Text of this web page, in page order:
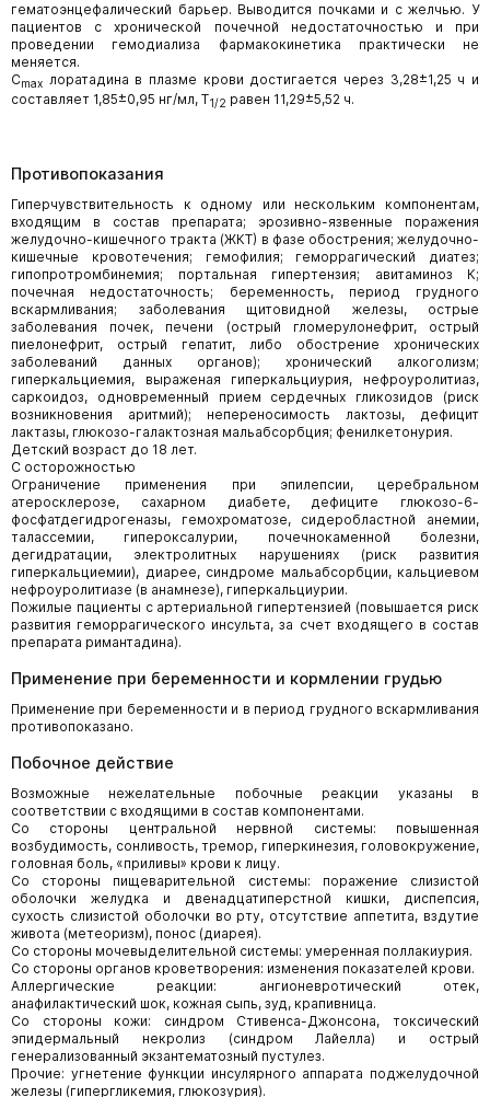
гематоэнцефалический барьер. Выводится почками и с желчью. У
пациентов с хронической почечной недостаточностью и при
проведении гемодиализа фармакокинетика практически не
меняется.
Cmax лоратадина в плазме крови достигается через 3,28±1,25 ч и
составляет 1,85±0,95 нг/мл, T1/2 равен 11,29±5,52 ч.
Противопоказания
Гиперчувствительность к одному или нескольким компонентам,
входящим в состав препарата; эрозивно-язвенные поражения
желудочно-кишечного тракта (ЖКТ) в фазе обострения; желудочно-
кишечные кровотечения; гемофилия; геморрагический диатез;
гипопротромбинемия; портальная гипертензия; авитаминоз К;
почечная недостаточность; беременность, период грудного
вскармливания; заболевания щитовидной железы, острые
заболевания почек, печени (острый гломерулонефрит, острый
пиелонефрит, острый гепатит, либо обострение хронических
заболеваний данных органов); хронический алкоголизм;
гиперкальциемия, выраженая гиперкальциурия, нефроуролитиаз,
саркоидоз, одновременный прием сердечных гликозидов (риск
возникновения аритмий); непереносимость лактозы, дефицит
лактазы, глюкозо-галактозная мальабсорбция; фенилкетонурия.
Детский возраст до 18 лет.
С осторожностью
Ограничение применения при эпилепсии, церебральном
атеросклерозе, сахарном диабете, дефиците глюкозо-6-
фосфатдегидрогеназы, гемохроматозе, сидеробластной анемии,
талассемии, гипероксалурии, почечнокаменной болезни,
дегидратации, электролитных нарушениях (риск развития
гиперкальциемии), диарее, синдроме мальабсорбции, кальциевом
нефроуролитиазе (в анамнезе), гиперкальциурии.
Пожилые пациенты с артериальной гипертензией (повышается риск
развития геморрагического инсульта, за счет входящего в состав
препарата римантадина).
Применение при беременности и кормлении грудью
Применение при беременности и в период грудного вскармливания
противопоказано.
Побочное действие
Возможные нежелательные побочные реакции указаны в
соответствии с входящими в состав компонентами.
Со стороны центральной нервной системы: повышенная
возбудимость, сонливость, тремор, гиперкинезия, головокружение,
головная боль, «приливы» крови к лицу.
Со стороны пищеварительной системы: поражение слизистой
оболочки желудка и двенадцатиперстной кишки, диспепсия,
сухость слизистой оболочки во рту, отсутствие аппетита, вздутие
живота (метеоризм), понос (диарея).
Со стороны мочевыделительной системы: умеренная поллакиурия.
Со стороны органов кроветворения: изменения показателей крови.
Аллергические реакции: ангионевротический отек,
анафилактический шок, кожная сыпь, зуд, крапивница.
Со стороны кожи: синдром Стивенса-Джонсона, токсический
эпидермальный некролиз (синдром Лайелла) и острый
генерализованный экзантематозный пустулез.
Прочие: угнетение функции инсулярного аппарата поджелудочной
железы (гипергликемия, глюкозурия).